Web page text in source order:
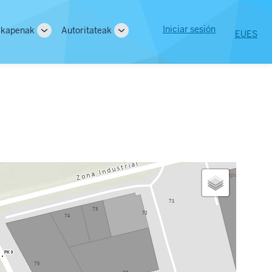
ToggleAutoritateak
Toggle
User
menu
Iniciar sesión EUES